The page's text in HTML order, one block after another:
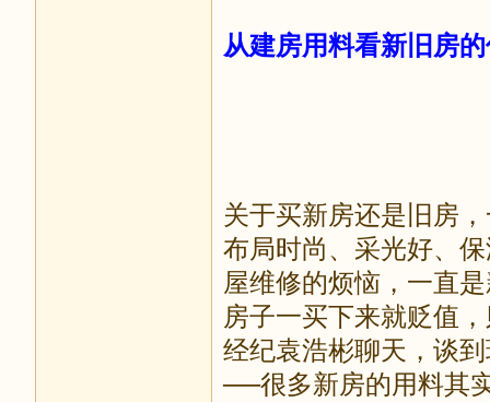
从建房用料看新旧房
关于买新房还是旧房
布局时尚、采光好、
屋维修的烦恼，一直
房子一买下来就贬值
经纪袁浩彬聊天，谈
──很多新房的用料其